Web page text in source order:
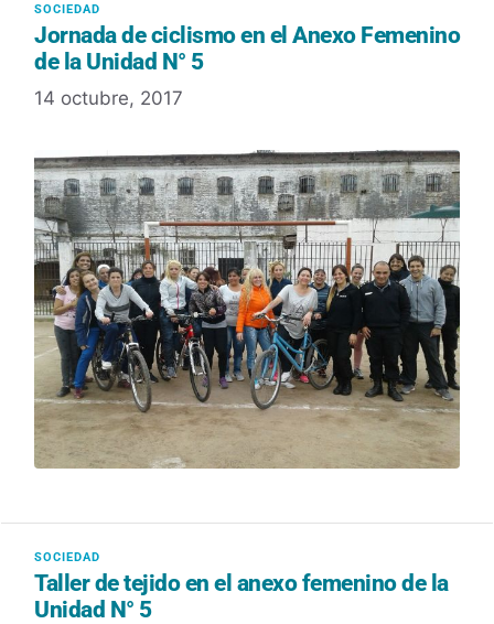
Jornada de ciclismo en el Anexo Femenino
de la Unidad N° 5
14 octubre, 2017
Taller de tejido en el anexo femenino de la
Unidad N° 5